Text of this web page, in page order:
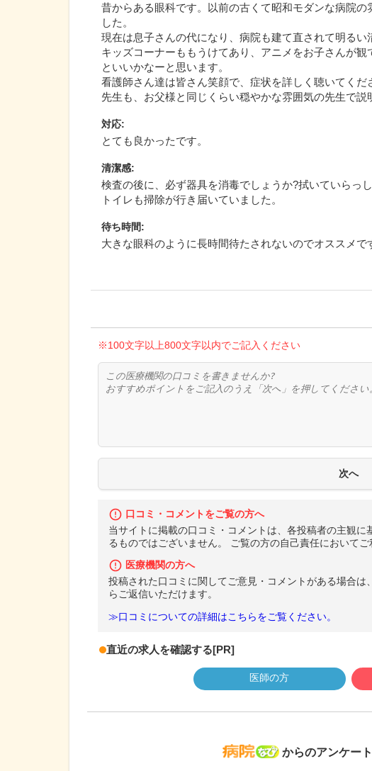
昔からある眼科です。以前の古くて昭和モダンな病院
した。
現在は息子さんの代になり、病院も建て直されて明るい
キッズコーナーももうけてあり、アニメをお子さんが
といいかなーと思います。
看護師さん達は皆さん笑顔で、症状を詳しく聴いてくだ
先生も、お父様と同じくらい穏やかな雰囲気の先生で説
対応:
とても良かったです。
清潔感:
検査の後に、必ず器具を消毒でしょうか?拭いていらっし
トイレも掃除が行き届いていました。
待ち時間:
大きな眼科のように長時間待たされないのでオススメで
※100文字以上800文字以内でご記入ください
口コミ・コメントをご覧の方へ
当サイトに掲載の口コミ・コメントは、各投稿者の主観
るものではございません。 ご覧の方の自己責任においてご
医療機関の方へ
投稿された口コミに関してご意見・コメントがある場合
らご返信いただけます。
≫口コミについての詳細はこちらをご覧ください。
直近の求人を確認する[PR]
医師の方
病院なび
からのアンケー